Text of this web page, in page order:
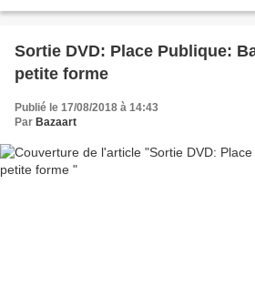
Sortie DVD: Place Publique:
petite forme
Publié le 17/08/2018 à 14:43
Par Bazaart